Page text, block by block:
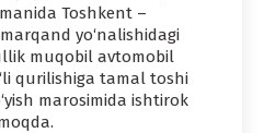
Toshkent –
yo‘nalishidagi
muqobil avtomobil
qurilishiga tamal toshi
marosimida ishtirok